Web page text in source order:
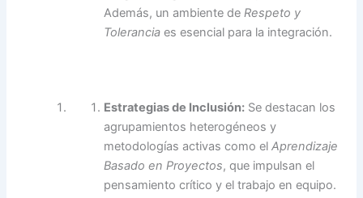
Además, un ambiente deRespeto y
Tolerancia es esencial para la integración.
Estrategias de Inclusión: Se destacan los
agrupamientos heterogéneos y
metodologías activas como elAprendizaje
Basado en Proyectos, que impulsan el
pensamiento crítico y el trabajo en equipo.